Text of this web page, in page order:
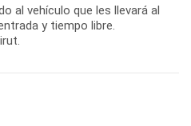
al vehículo que les llevará al
y tiempo libre.